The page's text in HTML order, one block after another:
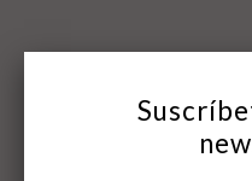
Pamplona.